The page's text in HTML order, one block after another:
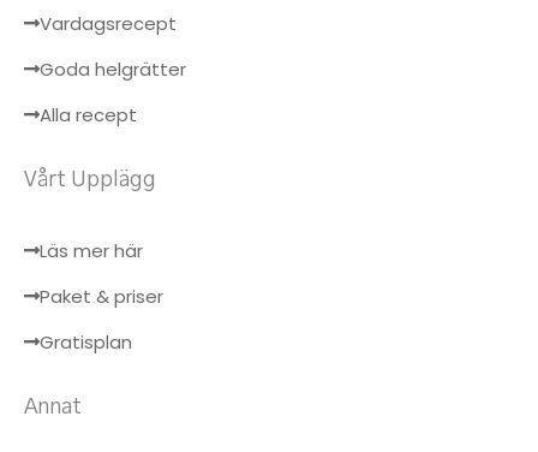
Vardagsrecept
Goda helgrätter
Alla recept
Vårt Upplägg
Läs mer här
Paket & priser
Gratisplan
Annat